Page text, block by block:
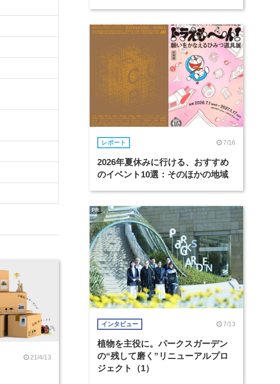
21/4/13
レポート 7/16
2026年夏休みに行ける、おすすめ
のイベント10選：そのほかの地域
インタビュー 7/13
植物を主役に。パークスガーデン
の“残して磨く”リニューアルプロ
ジェクト（1）
PR